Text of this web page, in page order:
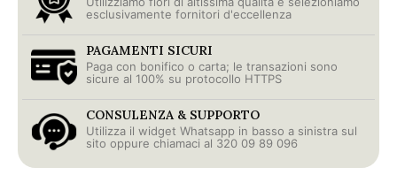
esclusivamente fornitori d'eccellenza
PAGAMENTI SICURI
Paga con bonifico o carta; le transazioni sono
sicure al 100% su protocollo HTTPS
CONSULENZA & SUPPORTO
Utilizza il widget Whatsapp in basso a sinistra sul
sito oppure chiamaci al 320 09 89 096